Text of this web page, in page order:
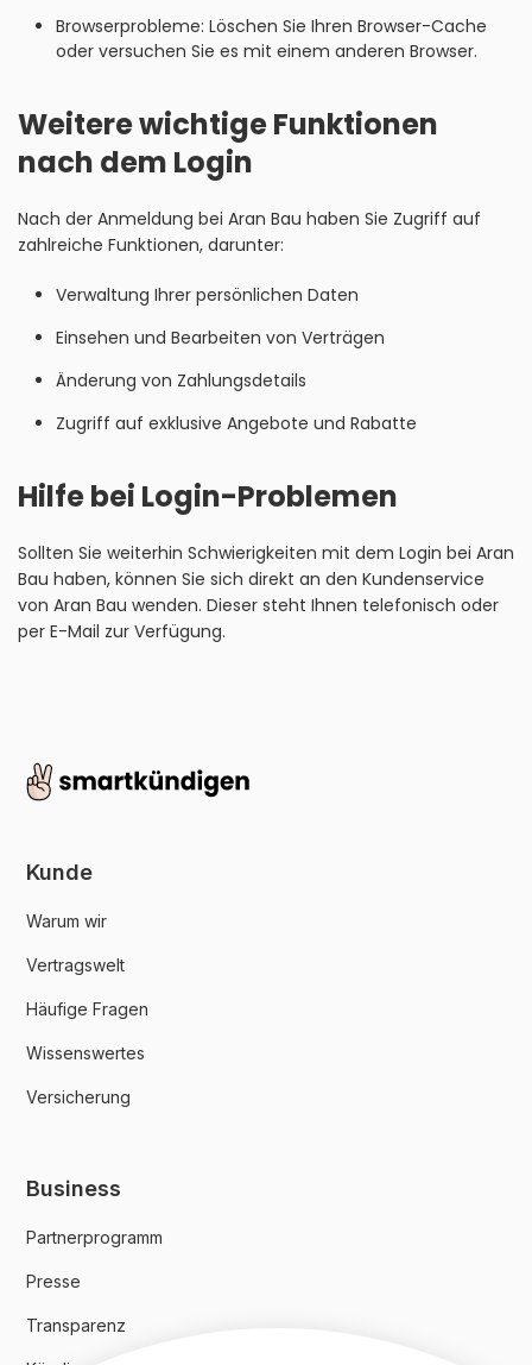
Browserprobleme: Löschen Sie Ihren Browser-Cache
oder versuchen Sie es mit einem anderen Browser.
Weitere wichtige Funktionen
nach dem Login
Nach der Anmeldung bei Aran Bau haben Sie Zugriff auf
zahlreiche Funktionen, darunter:
Verwaltung Ihrer persönlichen Daten
Einsehen und Bearbeiten von Verträgen
Änderung von Zahlungsdetails
Zugriff auf exklusive Angebote und Rabatte
Hilfe bei Login-Problemen
Sollten Sie weiterhin Schwierigkeiten mit dem Login bei Aran
Bau haben, können Sie sich direkt an den Kundenservice
von Aran Bau wenden. Dieser steht Ihnen telefonisch oder
per E-Mail zur Verfügung.
Kunde
Warum wir
Vertragswelt
Häufige Fragen
Wissenswertes
Versicherung
Business
Partnerprogramm
Presse
Transparenz